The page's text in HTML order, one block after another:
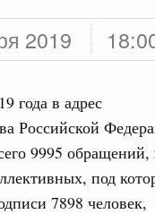
2019
года в адрес
Российской
9995 обращений,
под
7898
Правовая база